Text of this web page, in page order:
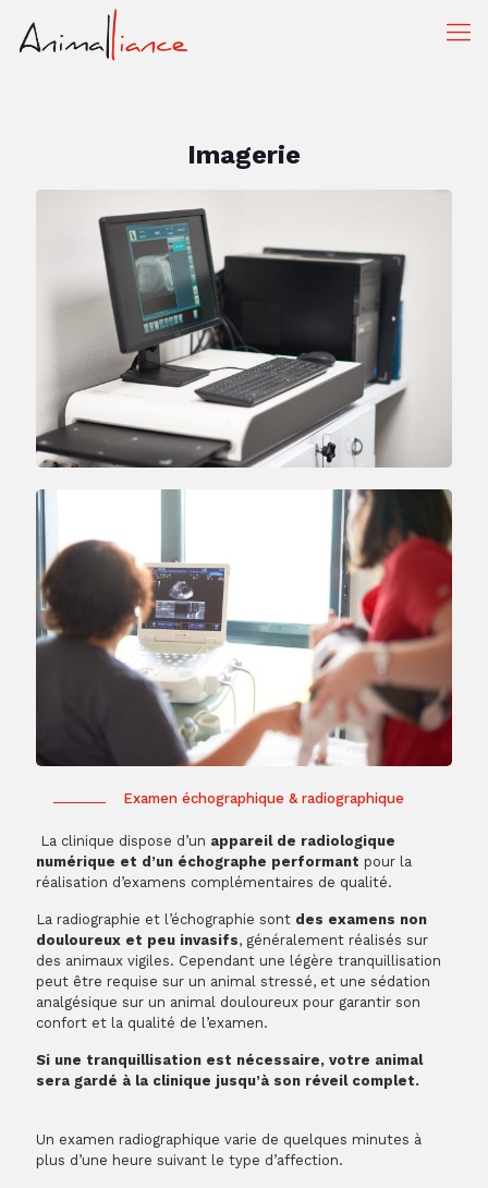
Imagerie
Examen échographique & radiographique
La clinique dispose d’un appareil de radiologique
numérique et d’un échographe performant pour la
réalisation d’examens complémentaires de qualité.
La radiographie et l’échographie sont des examens non
douloureux et peu invasifs, généralement réalisés sur
des animaux vigiles. Cependant une légère tranquillisation
peut être requise sur un animal stressé, et une sédation
analgésique sur un animal douloureux pour garantir son
confort et la qualité de l’examen.
Si une tranquillisation est nécessaire, votre animal
sera gardé à la clinique jusqu’à son réveil complet.
Un examen radiographique varie de quelques minutes à
plus d’une heure suivant le type d’affection.